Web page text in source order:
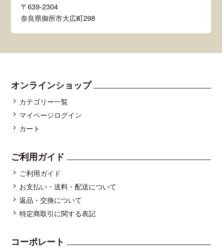
〒639-2304
奈良県御所市大広町298
オンラインショップ
カテゴリー一覧
マイページログイン
カート
ご利用ガイド
ご利用ガイド
お支払い・送料・配送について
返品・交換について
特定商取引に関する表記
コーポレート